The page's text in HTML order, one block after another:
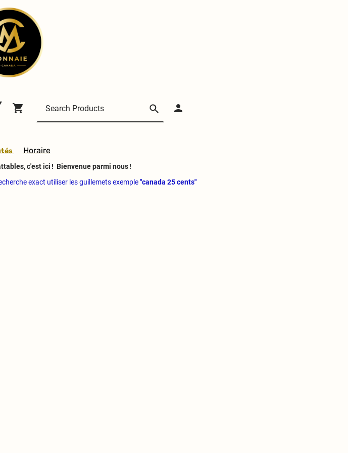
Horaire
c'est ici ! Bienvenue parmi nous !
exact utiliser les guillemets exemple"canada 25 cents"